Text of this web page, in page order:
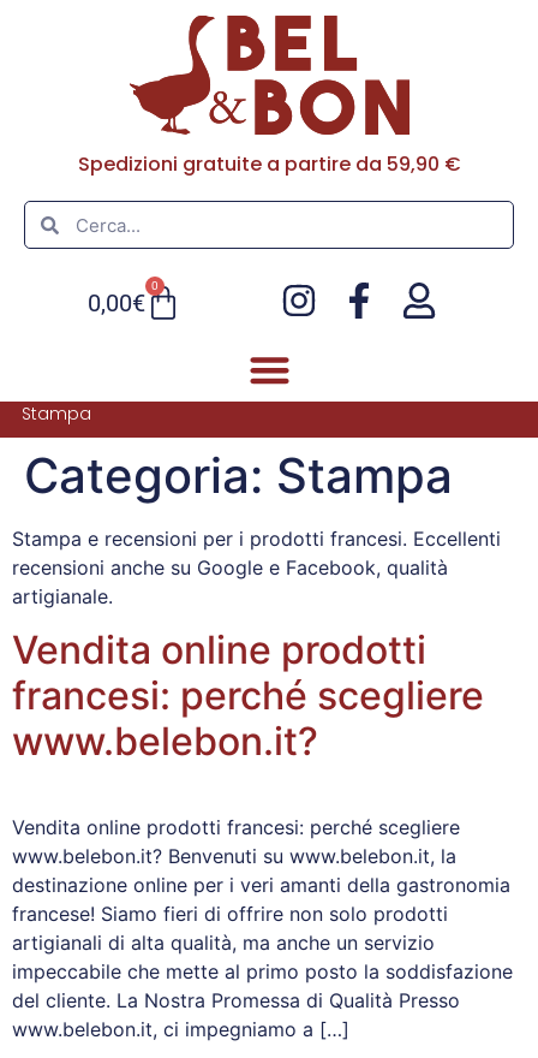
Spedizioni gratuite a partire da 59,90 €
0,00€
0
Stampa
Categoria: Stampa
Stampa e recensioni per i prodotti francesi. Eccellenti
recensioni anche su Google e Facebook, qualità
artigianale.
Vendita online prodotti
francesi: perché scegliere
www.belebon.it?
Vendita online prodotti francesi: perché scegliere
www.belebon.it? Benvenuti su www.belebon.it, la
destinazione online per i veri amanti della gastronomia
francese! Siamo fieri di offrire non solo prodotti
artigianali di alta qualità, ma anche un servizio
impeccabile che mette al primo posto la soddisfazione
del cliente. La Nostra Promessa di Qualità Presso
www.belebon.it, ci impegniamo a […]